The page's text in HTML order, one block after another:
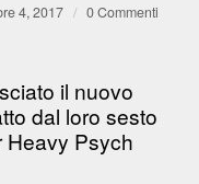
4, 2017 / 0 Commenti
il nuovo
dal loro sesto
Heavy Psych